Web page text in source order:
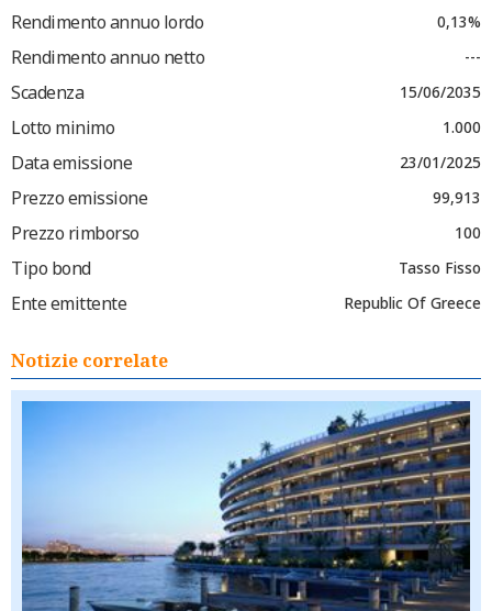
Rendimento annuo lordo 0,13%
Rendimento annuo netto ---
Scadenza 15/06/2035
Lotto minimo 1.000
Data emissione 23/01/2025
Prezzo emissione 99,913
Prezzo rimborso 100
Tipo bond Tasso Fisso
Ente emittente Republic Of Greece
Notizie correlate